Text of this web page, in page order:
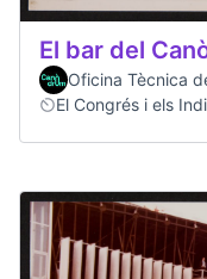
El bar del
Oficina Tècnica
El Congrés i els